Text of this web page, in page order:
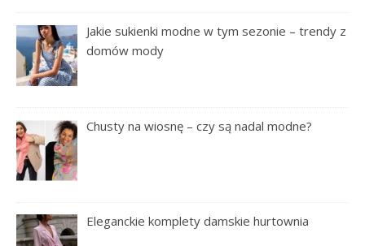
Jakie sukienki modne w tym sezonie – trendy z
domów mody
Chusty na wiosnę – czy są nadal modne?
Eleganckie komplety damskie hurtownia